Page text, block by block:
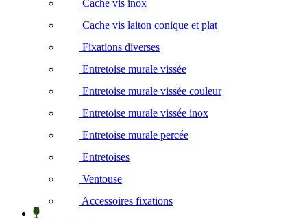
Cache vis inox
Cache vis laiton conique et plat
Fixations diverses
Entretoise murale vissée
Entretoise murale vissée couleur
Entretoise murale vissée inox
Entretoise murale percée
Entretoises
Ventouse
Accessoires fixations